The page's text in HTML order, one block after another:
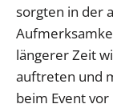
sorgten in der
längerer Zeit
auftreten und
beim Event